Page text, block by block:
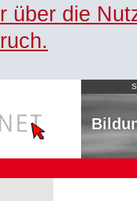
über die